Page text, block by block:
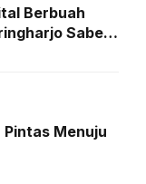
Berbuah
Sabet
Menuju